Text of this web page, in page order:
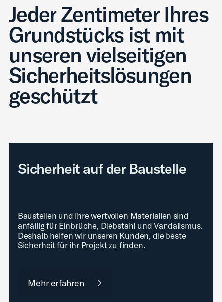
Jeder Zentimeter Ihres
Grundstücks ist mit
unseren vielseitigen
Sicherheitslösungen
geschützt
Sicherheit auf der Baustelle
Baustellen und ihre wertvollen Materialien sind
anfällig für Einbrüche, Diebstahl und Vandalismus.
Deshalb helfen wir unseren Kunden, die beste
Sicherheit für ihr Projekt zu finden.
Mehr erfahren